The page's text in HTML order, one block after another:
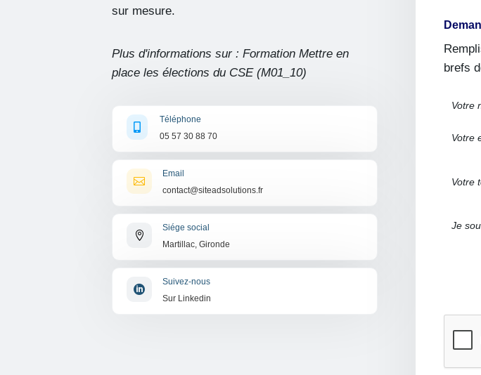
sur mesure.
Plus d'informations sur : Formation Mettre en
place les élections du CSE (M01_10)

Téléphone
05 57 30 88 70

Email
contact@siteadsolutions.fr

Siége social
Martillac, Gironde

Suivez-nous
Sur Linkedin
brefs